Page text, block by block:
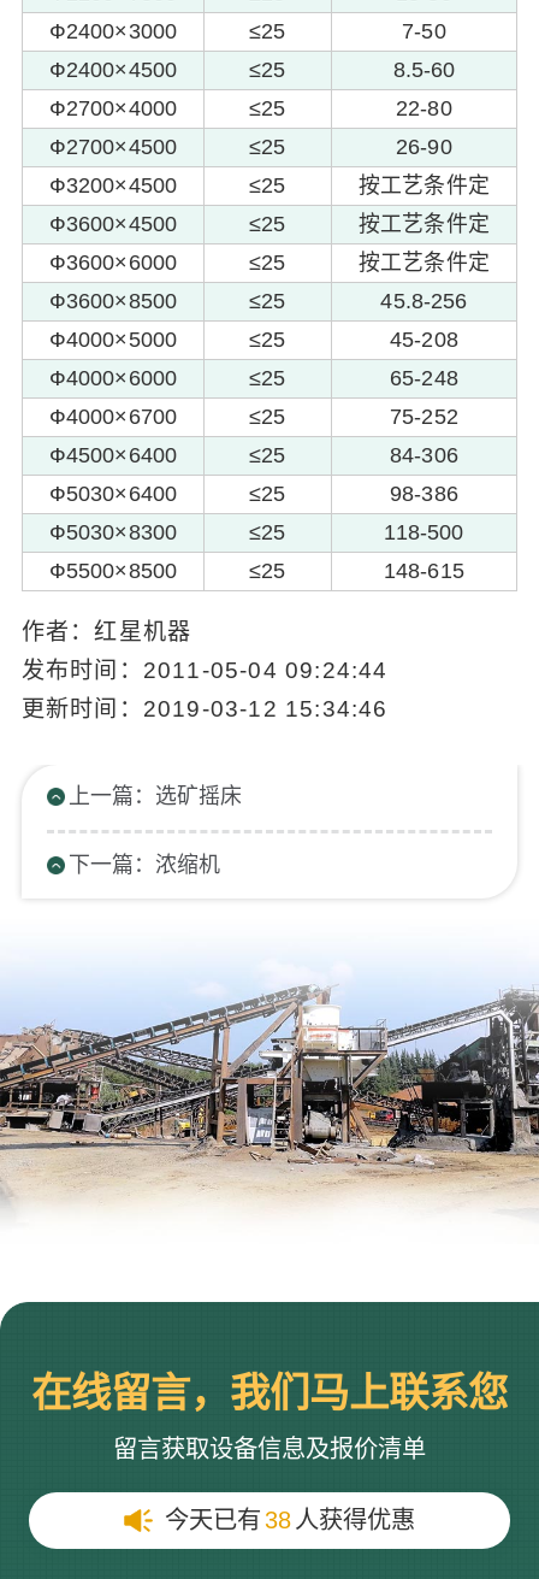
Ф2400×3000
≤25
7-50
Ф2400×4500
≤25
8.5-60
Ф2700×4000
≤25
22-80
Ф2700×4500
≤25
26-90
Ф3200×4500
≤25
按工艺条件定
Ф3600×4500
≤25
按工艺条件定
Ф3600×6000
≤25
按工艺条件定
Ф3600×8500
≤25
45.8-256
Ф4000×5000
≤25
45-208
Ф4000×6000
≤25
65-248
Ф4000×6700
≤25
75-252
Ф4500×6400
≤25
84-306
Ф5030×6400
≤25
98-386
Ф5030×8300
≤25
118-500
Ф5500×8500
≤25 148-615
作者：红星机器
发布时间：2011-05-04 09:24:44
更新时间：2019-03-12 15:34:46
上一篇：选矿摇床
下一篇：浓缩机
在线留言，我们马上联系您
留言获取设备信息及报价清单
今天已有38人获得优惠